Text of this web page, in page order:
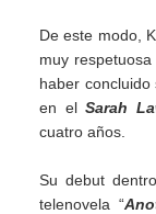
De este modo,
muy
haber
en elSarah
cuatro años.
Su debut
telenovela “